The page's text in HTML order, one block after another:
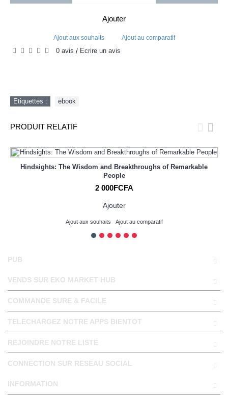
Ajouter
Ajout aux souhaits Ajout au comparatif
0 avis / Écrire un avis
Etiquettes : ebook
PRODUIT RELATIF
Hindsights: The Wisdom and Breakthroughs of Remarkable
People
2 000FCFA
Ajouter
Ajout aux souhaits Ajout au comparatif
PUB
VENDS SUR EKO MARKET HUB
COMMANDE SURE & FACILE
TELECHARGEZ NOTRE APPS BIENTOT
REJOINDRE NOTRE LISTE
CONNECTION SUR RESEAU SOCIAL
INFORMATION